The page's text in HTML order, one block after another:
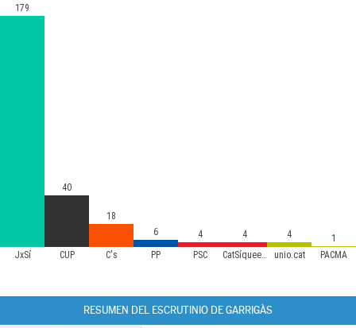
JxSí CUP C's PP PSC CatSíqueesPot unio.cat PACMA
179
40
18
6
4 4 4 1
RESUMEN DEL ESCRUTINIO DE GARRIGÀS